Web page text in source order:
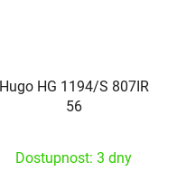
Hugo HG 1194/S 807IR
56
Dostupnost: 3 dny